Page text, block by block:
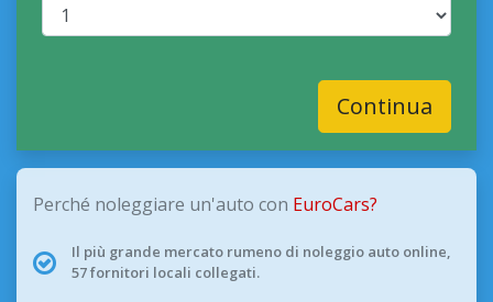
Continua
Perché noleggiare un'auto con EuroCars?
Il più grande mercato rumeno di noleggio auto online,
57 fornitori locali collegati.